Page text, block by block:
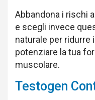
Abbandona i rischi
e scegli invece
naturale per ridurre
potenziare la tua
muscolare.
Testogen